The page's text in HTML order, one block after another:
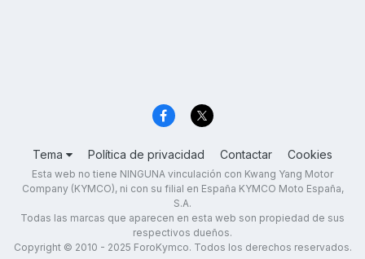
Tema Política de privacidad Contactar Cookies
Esta web no tiene NINGUNA vinculación con Kwang Yang Motor
Company (KYMCO), ni con su filial en España KYMCO Moto España,
S.A.
Todas las marcas que aparecen en esta web son propiedad de sus
respectivos dueños.
Copyright © 2010 - 2025 ForoKymco. Todos los derechos reservados.